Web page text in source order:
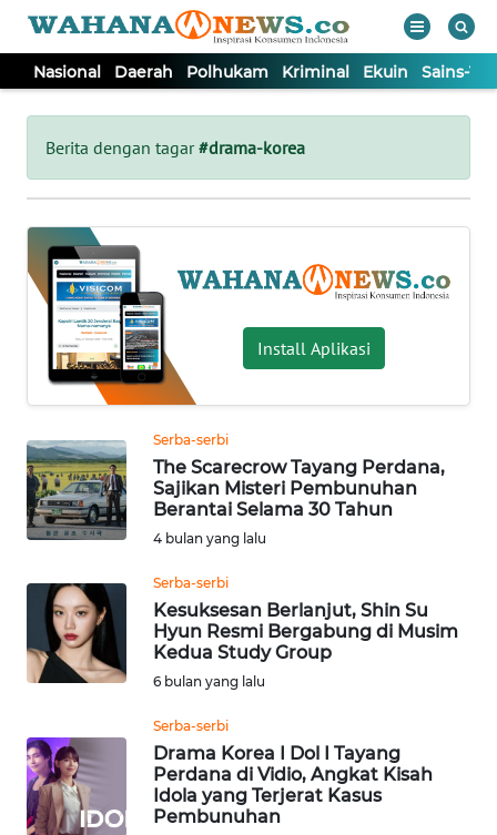
Nasional Daerah Polhukam Kriminal Ekuin Sains-
Berita dengan tagar#drama-korea
Install Aplikasi
Serba-serbi
The Scarecrow Tayang Perdana,
Sajikan Misteri Pembunuhan
Berantai Selama 30 Tahun
4 bulan yang lalu
Serba-serbi
Kesuksesan Berlanjut, Shin Su
Hyun Resmi Bergabung di Musim
Kedua Study Group
6 bulan yang lalu
Serba-serbi
Drama Korea I Dol I Tayang
Perdana di Vidio, Angkat Kisah
Idola yang Terjerat Kasus
Pembunuhan
Tutup
NASIONAL
DAERAH
POLHUKAM
KRIMINAL
EKUIN
SAINS-TEKNO
INTERNASIONAL
PENDIDIKAN
OLAHRAGA